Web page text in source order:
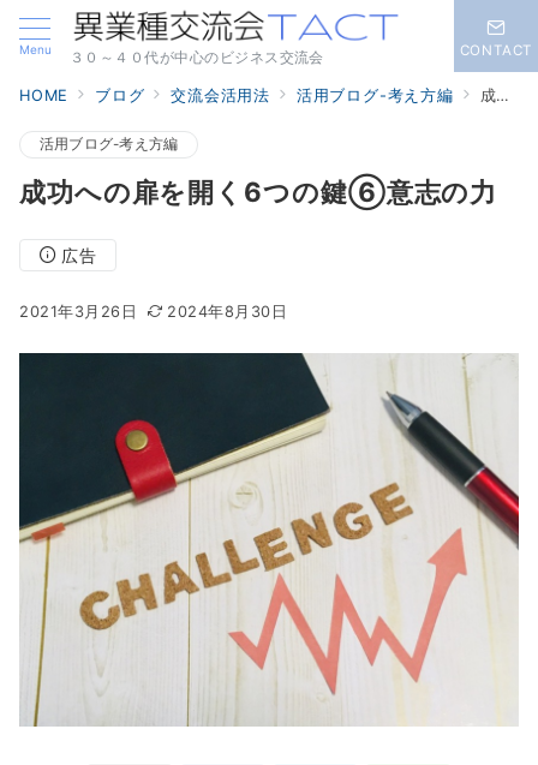
Menu
３０～４０代が中心のビジネス交流会 CONTACT
HOME ブログ 交流会活用法 活用ブログ-考え方編 成功への扉を開く6つの鍵⑥意志の力
活用ブログ-考え方編
成功への扉を開く6つの鍵⑥意志の力
広告
2021年3月26日 2024年8月30日